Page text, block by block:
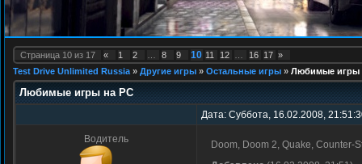
Страница 10 из 17 « 1 2 8 9 10 11 12 16 17 »
Test Drive Unlimited Russia » Другие игры » Остальные игры » Любимые игры
Любимые игры на PC
Дата: Суббота, 16.02.2008,
Водитель
Doom, Doom 2, Quake, Counter-